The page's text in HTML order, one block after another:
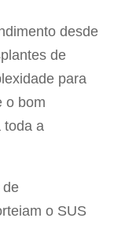
desde
de
para
o bom
toda a
de
o SUS